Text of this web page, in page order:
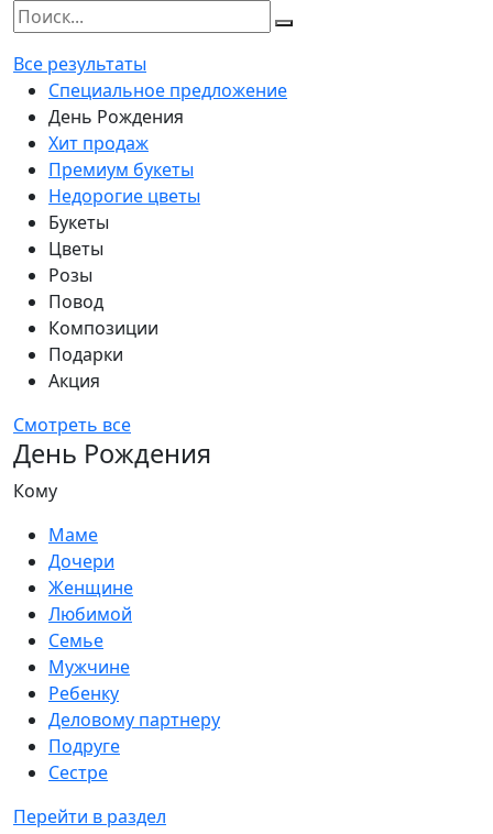
Все результаты
Специальное предложение
День Рождения
Хит продаж
Премиум букеты
Недорогие цветы
Букеты
Цветы
Розы
Повод
Композиции
Подарки
Акция
Смотреть все
День Рождения
Кому
Маме
Дочери
Женщине
Любимой
Семье
Мужчине
Ребенку
Деловому партнеру
Подруге
Сестре
Перейти в раздел